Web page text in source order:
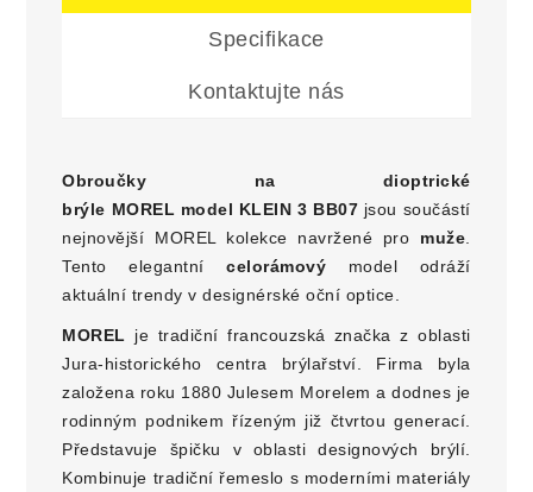
Specifikace
Kontaktujte nás
Obroučky na dioptrické
brýle MOREL model KLEIN 3 BB07 jsou součástí
nejnovější MOREL kolekce navržené pro muže
Tento elegantnícelorámový model odráží
aktuální trendy v designérské oční optice.
MOREL
je tradiční francouzská značka z oblasti
Jura-historického centra brýlařství. Firma byla
založena roku 1880 Julesem Morelem a dodnes je
rodinným podnikem řízeným již čtvrtou generací.
Představuje špičku v oblasti designových brýlí.
Kombinuje tradiční řemeslo s moderními materiály